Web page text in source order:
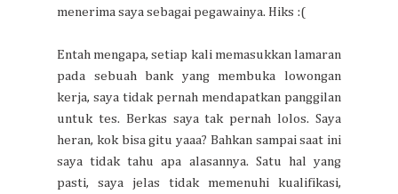
menerima saya sebagai pegawainya. Hiks :(
Entah mengapa, setiap kali memasukkan lamaran
pada sebuah bank yang membuka lowongan
kerja, saya tidak pernah mendapatkan panggilan
untuk tes. Berkas saya tak pernah lolos. Saya
heran, kok bisa gitu yaaa? Bahkan sampai saat ini
saya tidak tahu apa alasannya. Satu hal yang
pasti, saya jelas tidak memenuhi kualifikasi,